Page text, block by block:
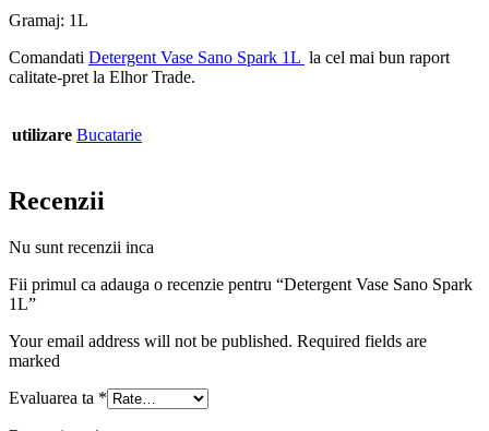
Gramaj: 1L
Comandati Detergent Vase Sano Spark 1L la cel mai bun raport
calitate-pret la Elhor Trade.
utilizare Bucatarie
Recenzii
Nu sunt recenzii inca
Fii primul ca adauga o recenzie pentru “Detergent Vase Sano Spark
1L”
Your email address will not be published. Required fields are
marked
Evaluarea ta *